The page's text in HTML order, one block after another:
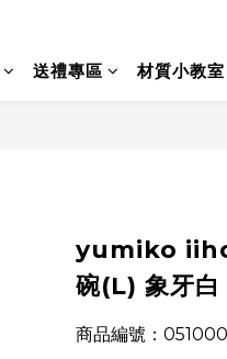
送禮專區 材質小教室
yumiko
碗(L) 象牙白
商品編號：